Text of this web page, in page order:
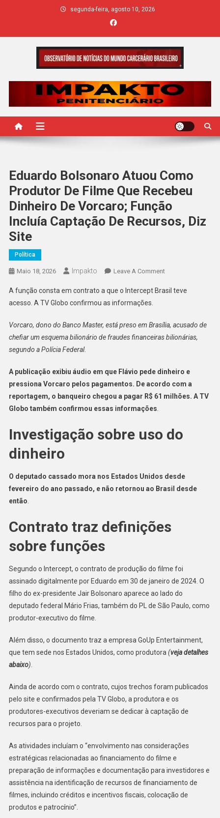
segunda-feira, agosto 10, 2026
IMPAKTO
Eduardo Bolsonaro Atuou Como
Produtor De Filme Que Recebeu
Dinheiro De Vorcaro; Função
Incluía Captação De Recursos, Diz
Site
Política
Maio 18, 2026 Impakto Leave A CommentOn
Bolsonaro
Produtor
De
Recebeu
Dinheiro
De
Incluía
Captação
Diz
Site
A função consta em contrato a que o Intercept Brasil teve
acesso. A TV Globo confirmou as informações.
Vorcaro, dono do Banco Master, está preso em Brasília, acusado de
chefiar um esquema bilionário de fraudes financeiras bilionárias,
segundo a Polícia Federal.
A publicação exibiu áudio em que Flávio pede dinheiro e
pressiona Vorcaro pelos pagamentos. De acordo com a
reportagem, o banqueiro chegou a pagar R$ 61 milhões. A TV
Globo também confirmou essas informações
Investigação sobre uso do
dinheiro
O deputado cassado mora nos Estados Unidos desde
fevereiro do ano passado, e não retornou ao Brasil desde
então
Contrato traz definições
sobre funções
Segundo o Intercept, o contrato de produção do filme foi
assinado digitalmente por Eduardo em 30 de janeiro de 2024. O
filho do ex-presidente Jair Bolsonaro aparece ao lado do
deputado federal Mário Frias, também do PL de São Paulo, como
produtor-executivo do filme.
Além disso, o documento traz a empresa GoUp Entertainment,
que tem sede nos Estados Unidos, como produtora (veja detalhes
abaixo)
Ainda de acordo com o contrato, cujos trechos foram publicados
pelo site e confirmados pela TV Globo, a produtora e os
produtores-executivos deveriam se dedicar à captação de
recursos para o projeto.
As atividades incluíam o “envolvimento nas considerações
estratégicas relacionadas ao financiamento do filme e
preparação de informações e documentação para investidores e
assistência na identificação de recursos de financiamento de
filmes, incluindo créditos e incentivos fiscais, colocação de
produtos e patrocínio”.